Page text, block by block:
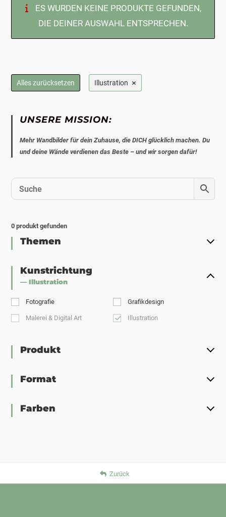
ES WURDEN KEINE PRODUKTE GEFUNDEN,
DIE DEINER AUSWAHL ENTSPRECHEN.
Alles zurücksetzen Illustration ×
UNSERE MISSION:
Mehr Wandbilder für dein Zuhause, die DICH glücklich machen. Du
und deine Wände verdienen das Beste – und wir sorgen dafür!
0 produkt gefunden
Themen
Kunstrichtung
— Illustration
Fotografie Grafikdesign
Malerei & Digital Art Illustration
Produkt
Format
Farben
Zurück